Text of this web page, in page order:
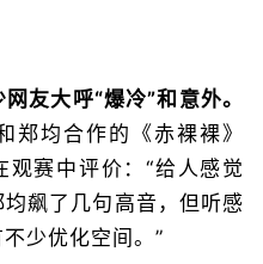
友大呼“爆冷”和意外。
郑均合作的《赤裸裸》
观赛中评价：“给人感觉
飙了几句高音，但听感
少优化空间。”